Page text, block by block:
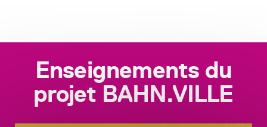
Enseignements du
projet BAHN.VILLE